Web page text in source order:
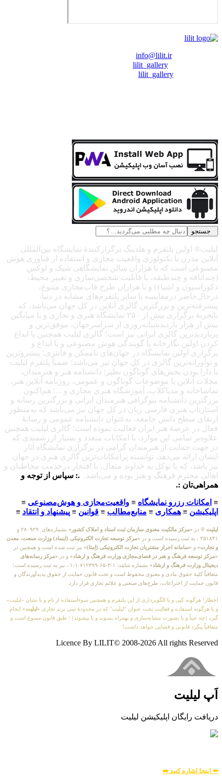
info@lilit.ir
lilit_gallery
lilit_gallery
جستجو
لیلیت® اولین پلتفرم و هلدینگ برگزارکنندهٔ نمایشگاه بین‌المللی
آنلاین مدرن با تکنولوژی واقعیت مجازی و استفاده از فناوری هوش
مصنوعی است که با هزاران سالن نمایشگاهی شیک و لوکس
(چنداتاقه و چندطبقه، با قابلیت شخصی‌سازی و تغییر محیط،
دکوراسیون و اشیاء) و با هزاران طرح قاب‌مجازی متنوع،
درحال‌حاضر درمقایسه با سایر پلتفرم‌های مشابه در دنیا،
پیشرفته‌ترین و بزرگترین گالری آنلاین در کل جهان می‌باشد، که
باتجربهٔ برگزاری بیش از ۲۵۰ نمایشگاه هنری و تجاری و با میانگین
بیش از هزار بازدیدشبانه‌روزی از سراسرجهان، موفق‌ترین و
پربازدیدترین گالری ایرانی نیز است؛ گالری لیلیت همچنین با ابداع
کردن اولین نگارخانه با گویندگی هوش مصنوعی و با ابداع و
برگزاری اولین نمایشگاه در جهان‌های ناممکن و فانتزی؛ پیشروترین
و نوآورانه‌ترین گالری در کل جهان نیز می‌باشد؛ ضمناً پلتفرم لیلیت
با دارا بودن بخش‌های گوناگون نظیر: دانشنامه هنر و هنرمندان،
مجلات آنلاین با موضوعات گوناگون و عمومی، روزنامه آنلاین هنر،
تماشاخانه و مدیاکلاب، آموزشگاه هنری مجازی و…؛ هم‌اکنون
بزرگترین دانشنامه بیوگرافی هنرمندان ایرانی و بزرگترین رسانه و
استارتاپ هنری فارسی زبان در کل جهان نیز می‌باشد که به‌منظور
ارتقای سطح دانش جامعه، به‌عنوان دانشنامه عمومی و رسانهٔ
فعال در عرصهٔ هنر ایران فعالیت نموده است؛ گالری لیلیت همچنین
علاوه‌بر تمامی این موارد، با امکانات متعدد و بسیار ارزشمندی که
در جهت حمایت از هنرمندان گرامی در برگزاری نمایشگاه آثار
ایشان ارائه می‌دهد، توانسته پرامکانات‌ترین گالری هنری در جهان
نیز باشد، که با توکل به خداوند متعال، با افتخار درخدمت مخاطبان و
اهالی محترم فرهنگ و هنر بوده و می‌باشد. .: سپاس از توجه و
همراهی‌تان :.
≡ امکانات رزرو نمایشگاه ≡ واقعیت‌مجازی و هوش‌مصنوعی ≡
اپلیکیشن ≡ همکاری ≡ منابع‌مطالب ≡ قوانین ≡ پیشنهاد و انتقاد ≡
لیلیت ® در «مرکز مالکیت معنوی سازمان ثبت اسناد و املاک کشور»
بشماره‌های: ۲۸۰۹۲۹ و
۴۵۱۸۴۱ ، به ثبت رسیده است و در
«مرکز توسعه تجارت الکترونیکی (اینماد) وزارت صنعت، معدن
و تجارت» و «سامانه احراز مشتریان تجارت الکترونیکی (اِمتا)» نیز ثبت شده است و همچنین در
«مرکز توسعه فرهنگ و هنر در فضای‌مجازی وزارت فرهنگ و ارشاد» و در «مرکز رسانه‌های
دیجیتال وزارت فرهنگ و ارشاد»
بشماره شامَد: ۱-۳-۶۵-۷۱۲۳۹۹-۱-۱ ، نیز به ثبت رسیده است؛
متعاقباً کلیهٔ حقوق مادی و معنوی محفوظ است و تحت قانون حمایت از حقوق پدیدآورندگان و
قانون حمایت از اختراعات، طرح‌های صنعتی و علائم تجاری قرار دارد.
اخطار! هرگونه کپی و یا الگوبرداری از این پلتفرم و همچنین سوءاستفاده از نام و یا نشان «لیلیت»
و یا هرگونه استفاده و فعالیت تحت عنوان “لیلیت” که در محدودهٔ ثبتی برند تجاری «لیلیت» انجام
گیرد (چه عیناً و یا بصورت مشابه‌سازی و بهمراه پسوند و یا پیشوند) ؛ طبق قانون ممنوع است و
متعاقباً پیگرد قانونی و قضایی خواهد داشت!
Licence By LILIT© 2008-2026 All rights Reserved
اَپ لیلیت
دریافت رایگان اپلیکیشن لیلیت
⬅️ اینجا اشاره کنید ➡️